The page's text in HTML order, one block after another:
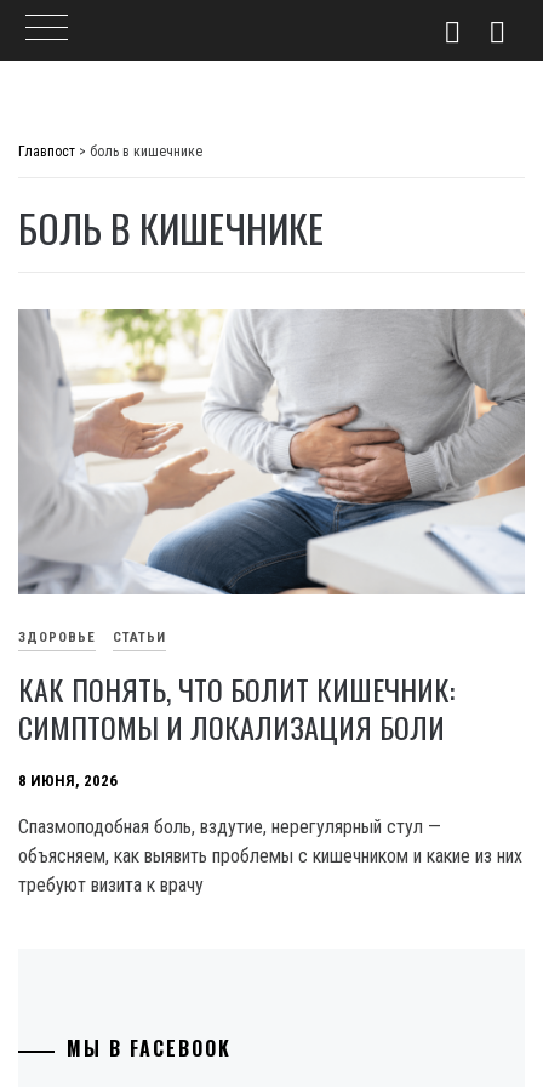
Главпост > боль в кишечнике
БОЛЬ В КИШЕЧНИКЕ
ЗДОРОВЬЕ СТАТЬИ
КАК ПОНЯТЬ, ЧТО БОЛИТ КИШЕЧНИК:
СИМПТОМЫ И ЛОКАЛИЗАЦИЯ БОЛИ
8 ИЮНЯ, 2026
Спазмоподобная боль, вздутие, нерегулярный стул —
объясняем, как выявить проблемы с кишечником и какие из них
требуют визита к врачу
МЫ В FACEBOOK